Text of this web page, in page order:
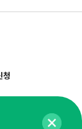
청